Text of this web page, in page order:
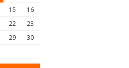
15
16
22
23
29
30